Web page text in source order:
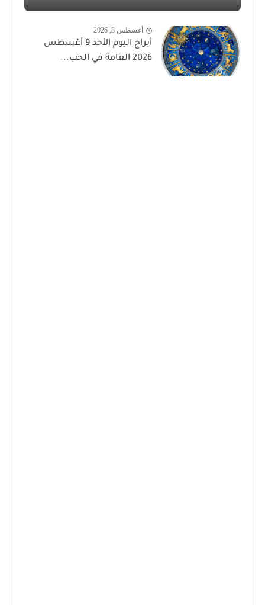
أغسطس 8, 2026
أبراج اليوم الأحد 9 أغسطس
2026 العامة في الحب...